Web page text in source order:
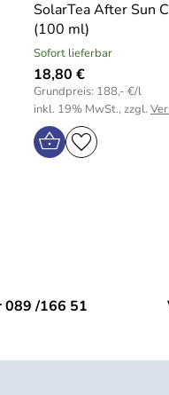
SolarTea After Sun
(100 ml)
Sofort lieferbar
18,80 €
Grundpreis: 188,- €/l
inkl. 19% MwSt., zzgl.
089 /166 51